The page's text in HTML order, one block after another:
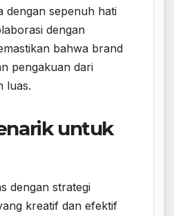
dengan sepenuh hati
dengan
bahwa brand
pengakuan dari
luas.
untuk
dengan strategi
kreatif dan efektif